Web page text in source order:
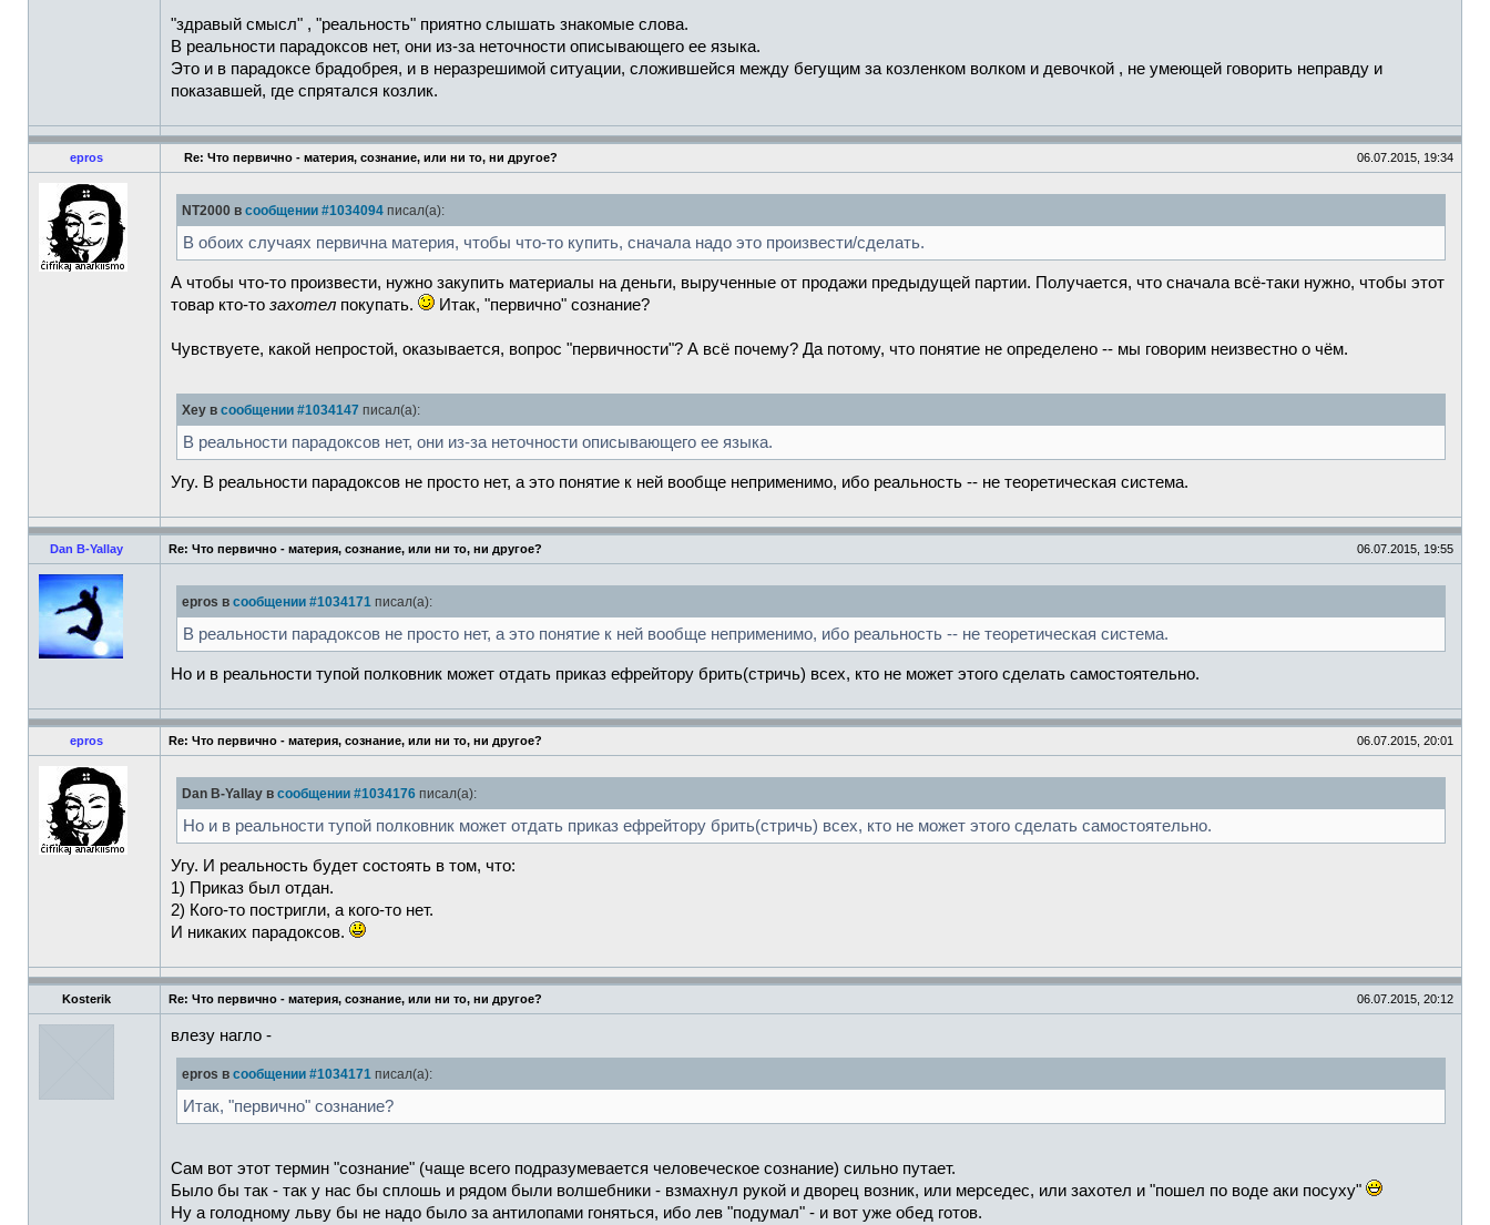
"здравый смысл" , "реальность" приятно слышать знакомые слова.
В реальности парадоксов нет, они из-за неточности описывающего ее языка.
Это и в парадоксе брадобрея, и в неразрешимой ситуации, сложившейся между бегущим за козленком волком и девочкой , не умеющей говорить неправду и
показавшей, где спрятался козлик.
epros Re: Что первично - материя, сознание, или ни то, ни другое? 06.07.2015, 19:34
NT2000 в сообщении #1034094 писал(а):
В обоих случаях первична материя, чтобы что-то купить, сначала надо это произвести/сделать.
А чтобы что-то произвести, нужно закупить материалы на деньги, вырученные от продажи предыдущей партии. Получается, что сначала всё-таки нужно, чтобы этот
товар кто-то захотел покупать. Итак, "первично" сознание?
Чувствуете, какой непростой, оказывается, вопрос "первичности"? А всё почему? Да потому, что понятие не определено -- мы говорим неизвестно о чём.
Xey в сообщении #1034147 писал(а):
В реальности парадоксов нет, они из-за неточности описывающего ее языка.
Угу. В реальности парадоксов не просто нет, а это понятие к ней вообще неприменимо, ибо реальность -- не теоретическая система.
Dan B-Yallay Re: Что первично - материя, сознание, или ни то, ни другое? 06.07.2015, 19:55
epros в сообщении #1034171 писал(а):
В реальности парадоксов не просто нет, а это понятие к ней вообще неприменимо, ибо реальность -- не теоретическая система.
Но и в реальности тупой полковник может отдать приказ ефрейтору брить(стричь) всех, кто не может этого сделать самостоятельно.
epros Re: Что первично - материя, сознание, или ни то, ни другое? 06.07.2015, 20:01
Dan B-Yallay в сообщении #1034176 писал(а):
Но и в реальности тупой полковник может отдать приказ ефрейтору брить(стричь) всех, кто не может этого сделать самостоятельно.
Угу. И реальность будет состоять в том, что:
1) Приказ был отдан.
2) Кого-то постригли, а кого-то нет.
И никаких парадоксов.
Kosterik Re: Что первично - материя, сознание, или ни то, ни другое? 06.07.2015, 20:12
влезу нагло -
epros в сообщении #1034171 писал(а):
Итак, "первично" сознание?
Сам вот этот термин "сознание" (чаще всего подразумевается человеческое сознание) сильно путает.
Было бы так - так у нас бы сплошь и рядом были волшебники - взмахнул рукой и дворец возник, или мерседес, или захотел и "пошел по воде аки посуху"
Ну а голодному льву бы не надо было за антилопами гоняться, ибо лев "подумал" - и вот уже обед готов.